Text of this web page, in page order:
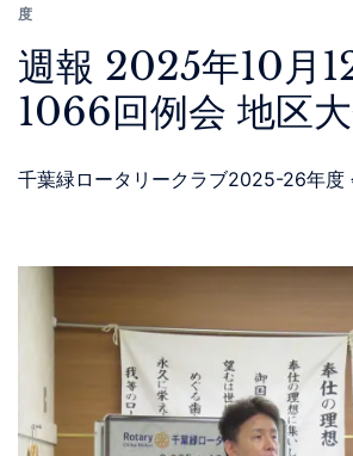
度
週報 2025年10月
1066回例会 地区
千葉緑ロータリークラブ2025-26年